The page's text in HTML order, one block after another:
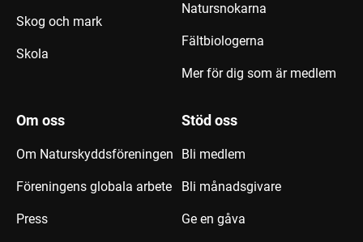
Skog och mark
Skola
Natursnokarna
Fältbiologerna
Mer för dig som är medlem
Om oss
Om Naturskyddsföreningen
Föreningens globala arbete
Press
Stöd oss
Bli medlem
Bli månadsgivare
Ge en gåva